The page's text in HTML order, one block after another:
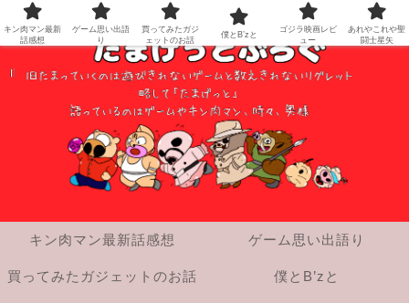
キン肉マン最新話感想 ゲーム思い出語り
買ってみたガジェットのお話 僕とB’zと
キン肉マン最新
話感想
ゲーム思い出語
り
買ってみたガジ
ェットのお話
僕とB’zと
ゴジラ映画レビ
ュー
あれやこれや聖
闘士星矢